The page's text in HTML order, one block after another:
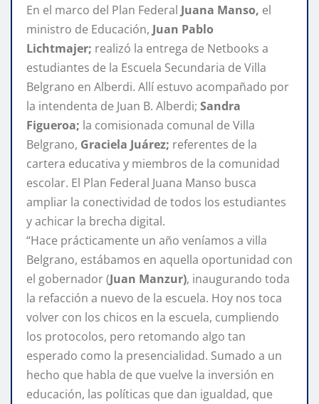
En el marco del Plan Federal Juana Manso, el
ministro de Educación, Juan Pablo
Lichtmajer; realizó la entrega de Netbooks a
estudiantes de la Escuela Secundaria de Villa
Belgrano en Alberdi. Allí estuvo acompañado por
la intendenta de Juan B. Alberdi; Sandra
Figueroa; la comisionada comunal de Villa
Belgrano, Graciela Juárez; referentes de la
cartera educativa y miembros de la comunidad
escolar. El Plan Federal Juana Manso busca
ampliar la conectividad de todos los estudiantes
y achicar la brecha digital.
“Hace prácticamente un año veníamos a villa
Belgrano, estábamos en aquella oportunidad con
el gobernador (Juan Manzur), inaugurando toda
la refacción a nuevo de la escuela. Hoy nos toca
volver con los chicos en la escuela, cumpliendo
los protocolos, pero retomando algo tan
esperado como la presencialidad. Sumado a un
hecho que habla de que vuelve la inversión en
educación, las políticas que dan igualdad, que